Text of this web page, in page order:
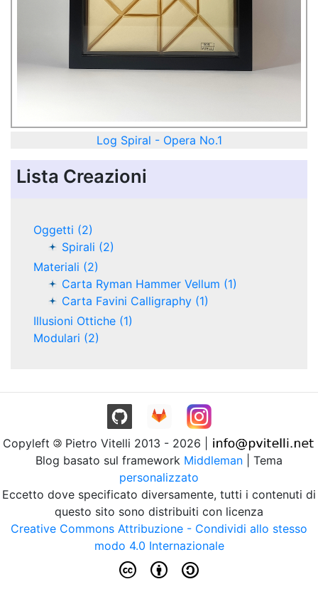
Log Spiral - Opera No.1
Lista Creazioni
Oggetti (2)
Spirali (2)
Materiali (2)
Carta Ryman Hammer Vellum (1)
Carta Favini Calligraphy (1)
Illusioni Ottiche (1)
Modulari (2)
Copyleft
Pietro Vitelli 2013 - 2026 |
Blog basato sul framework Middleman | Tema
personalizzato
Eccetto dove specificato diversamente, tutti i contenuti di
questo sito sono distribuiti con licenza
Creative Commons Attribuzione - Condividi allo stesso
modo 4.0 Internazionale
c b a